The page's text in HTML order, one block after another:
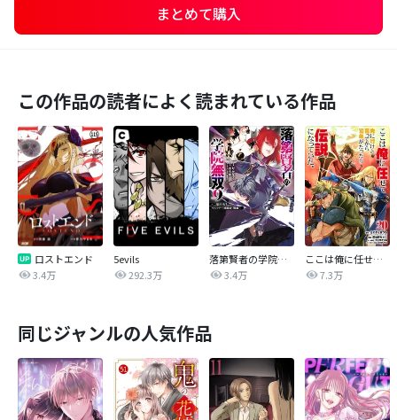
まとめて購入
この作品の読者によく読まれている作品
ロストエンド
3.4万
5evils
292.3万
落第賢者の学院無双 ～二度目の転生、Ｓランクチート魔術師冒険録～
3.4万
ここは俺に任せて先に行けと言ってから10年がたったら伝説になっていた。
7.3万
同じジャンルの人気作品